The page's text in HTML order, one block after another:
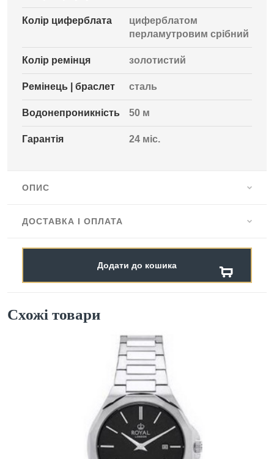
Колір циферблата
циферблатом
перламутровим срібний
Колір ремінця золотистий
Ремінець | браслет сталь
Водонепроникність 50 м
Гарантія 24 міс.
ОПИС
ДОСТАВКА І ОПЛАТА
Додати до кошика
Схожі товари